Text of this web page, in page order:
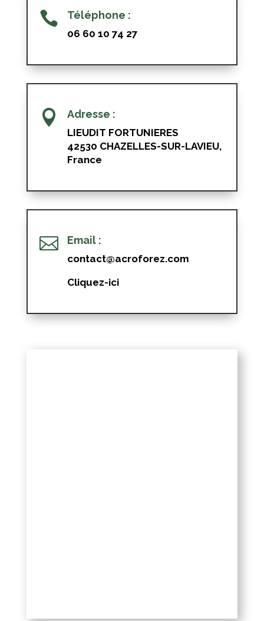
 Téléphone :
06 60 10 74 27
 Adresse :
LIEUDIT FORTUNIERES
42530 CHAZELLES-SUR-LAVIEU,
France
 Email :
contact@acroforez.com
Cliquez-ici